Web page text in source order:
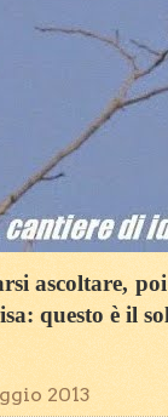
ascoltare,
questo è il
2013